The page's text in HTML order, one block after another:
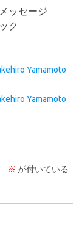
ッセージ
ク
Yamamoto
Yamamoto
※ が付いている